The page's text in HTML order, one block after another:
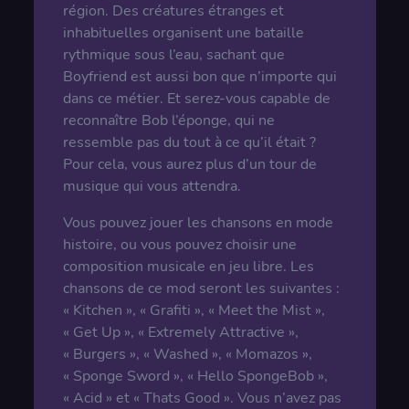
région. Des créatures étranges et
inhabituelles organisent une bataille
rythmique sous l’eau, sachant que
Boyfriend est aussi bon que n’importe qui
dans ce métier. Et serez-vous capable de
reconnaître Bob l’éponge, qui ne
ressemble pas du tout à ce qu’il était ?
Pour cela, vous aurez plus d’un tour de
musique qui vous attendra.
Vous pouvez jouer les chansons en mode
histoire, ou vous pouvez choisir une
composition musicale en jeu libre. Les
chansons de ce mod seront les suivantes :
« Kitchen », « Grafiti », « Meet the Mist »,
« Get Up », « Extremely Attractive »,
« Burgers », « Washed », « Momazos »,
« Sponge Sword », « Hello SpongeBob »,
« Acid » et « Thats Good ». Vous n’avez pas